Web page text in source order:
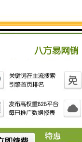
状况，内置移动
行的人工管理费
现人员的合理化
内部安装调试工
场地进行开挖，